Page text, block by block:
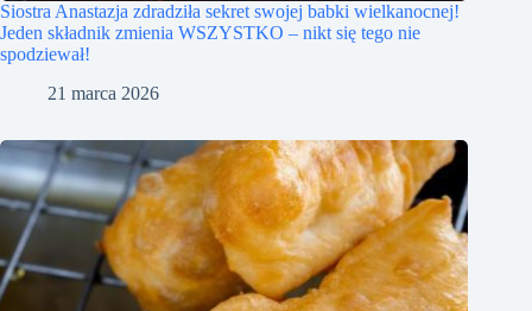
Siostra Anastazja zdradziła sekret swojej babki wielkanocnej!
Jeden składnik zmienia WSZYSTKO – nikt się tego nie
spodziewał!
21 marca 2026